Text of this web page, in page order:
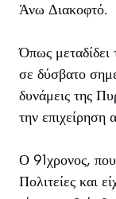
Άνω Διακοφτό.
Όπως
σε δύσβατο
δυνάμεις της
την επιχείρηση
Ο 91χρονος,
Πολιτείες και